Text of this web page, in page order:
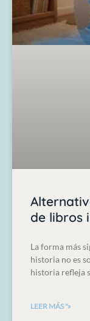
de libros
La forma más
historia no es
historia refleja
LEER MÁS "»